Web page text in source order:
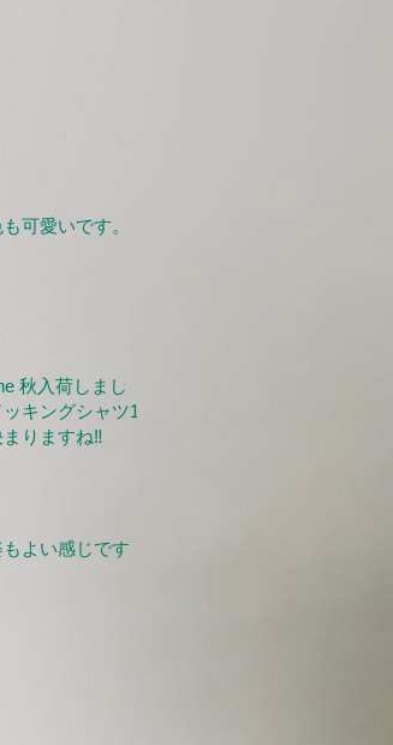
可愛いです。
秋入荷しまし
キングシャツ1
りますね‼
よい感じです